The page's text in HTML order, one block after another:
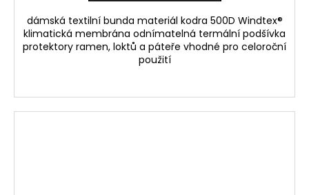
dámská textilní bunda materiál kodra 500D Windtex®
klimatická membrána odnímatelná termální podšívka
protektory ramen, loktů a páteře vhodné pro celoroční
použití